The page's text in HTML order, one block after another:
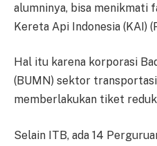
alumninya, bisa menikmati
Kereta Api Indonesia (KAI)
Hal itu karena korporasi
(BUMN) sektor
memberlakukan tiket
Selain ITB, ada 14